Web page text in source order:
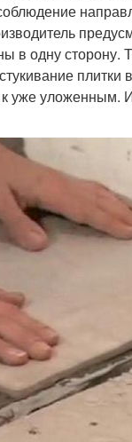
в одну
плитки
уже уложенным.